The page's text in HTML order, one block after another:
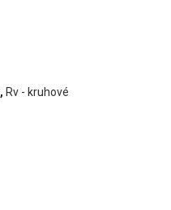
, Rv - kruhové